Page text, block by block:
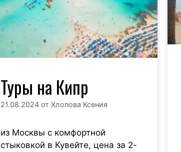
Туры на Кипр
21.08.2024 отХлопова Ксения
из Москвы с комфортной
стыковкой в Кувейте, цена за 2-